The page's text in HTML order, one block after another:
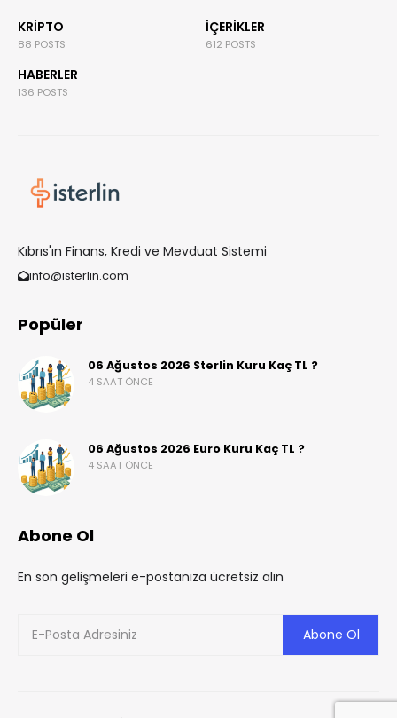
KRIPTO
88 POSTS
İÇERIKLER
612 POSTS
HABERLER
136 POSTS
Kıbrıs'ın Finans, Kredi ve Mevduat Sistemi
info@isterlin.com
Popüler
06 Ağustos 2026 Sterlin Kuru Kaç TL ?
4 SAAT ÖNCE
06 Ağustos 2026 Euro Kuru Kaç TL ?
4 SAAT ÖNCE
Abone Ol
En son gelişmeleri e-postanıza ücretsiz alın